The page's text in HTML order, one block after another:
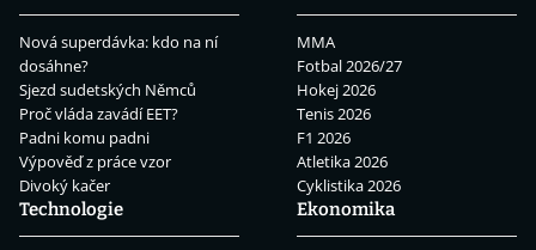
Nová superdávka: kdo na ní
dosáhne?
Sjezd sudetských Němců
Proč vláda zavádí EET?
Padni komu padni
Výpověď z práce vzor
Divoký kačer
MMA
Fotbal 2026/27
Hokej 2026
Tenis 2026
F1 2026
Atletika 2026
Cyklistika 2026
Technologie
Ekonomika